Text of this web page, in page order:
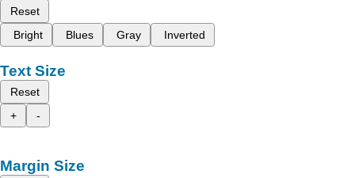
Reset
Bright
Blues Gray Inverted
Text Size
Reset
+
-
Margin Size